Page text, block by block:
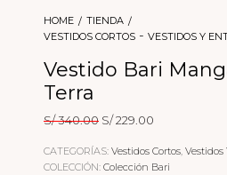
HOME
TIENDA
VESTIDOS CORTOS - VESTIDOS Y
Vestido Bari
Terra
S/340.00 El
original
era:
S/229.00
actual
es:
CATEGORÍAS: Vestidos Cortos, Vestidos
COLECCIÓN: Colección Bari